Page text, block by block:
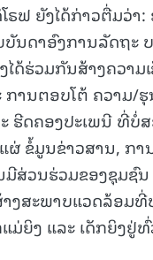
ຟ ຍັງໄດ້ກ່າວຕື່ມວ່າ:
ບັນດາອົງການລັດຖະ
ດ້ຮ່ວມກັນສ້າງຄວາມ
ການຕອບໂຕ້ ຄວາມ/
ຮີດຄອງປະເພນີ ທີ່ບໍ່
ຜ່ ຂໍ້ມູນຂ່າວສານ, ກ
ສ່ວນຮ່ວມຂອງຊຸມຊົນ
າງສະພາບແວດລ້ອມ
ມ່ຍິງ ແລະ ເດັກຍິງຢູ່